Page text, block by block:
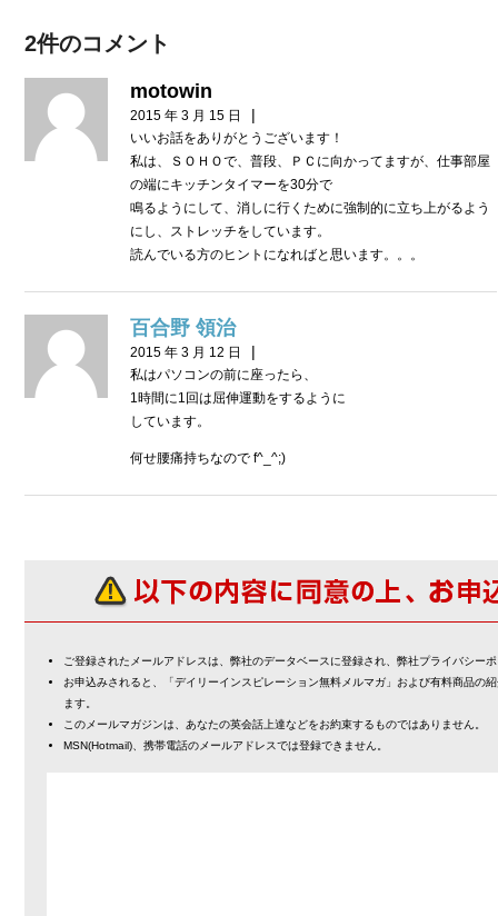
2件のコメント
motowin
2015 年 3 月 15 日 |
いいお話をありがとうございます！
私は、ＳＯＨＯで、普段、ＰＣに向かってますが、仕事部屋
の端にキッチンタイマーを30分で
鳴るようにして、消しに行くために強制的に立ち上がるよう
にし、ストレッチをしています。
読んでいる方のヒントになればと思います。。。
百合野 領治
2015 年 3 月 12 日 |
私はパソコンの前に座ったら、
1時間に1回は屈伸運動をするように
しています。
何せ腰痛持ちなので f^_^;)
ご登録されたメールアドレスは、弊社のデータベースに登録され、弊社プライバシー
お申込みされると、「デイリーインスピレーション無料メルマガ」および有料商品の
ます。
このメールマガジンは、あなたの英会話上達などをお約束するものではありません。
MSN(Hotmail)、携帯電話のメールアドレスでは登録できません。